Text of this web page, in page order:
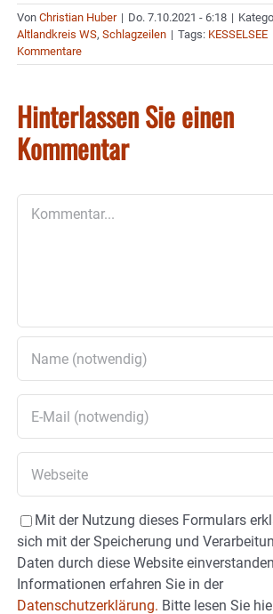
Von Christian Huber | Do. 7.10.2021 - 6:18 |
Altlandkreis WS, Schlagzeilen | Tags: KESSELSEE
Kommentare
Hinterlassen Sie einen
Kommentar
Mit der Nutzung dieses Formulars
sich mit der Speicherung und
Daten durch diese Website
Informationen erfahren Sie in der
Datenschutzerklärung. Bitte lesen Sie